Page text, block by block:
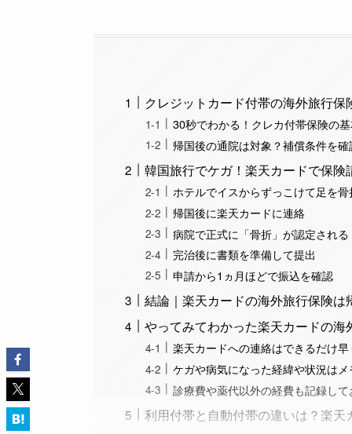
クレジットカード付帯の海外旅行
30秒でわかる！クレカ付帯保険の
帰国後の通院は対象？補償条件を
韓国旅行でケガ！楽天カードで保
ホテルでイスからずっこけて足を
帰国後に楽天カードに連絡
病院で正式に「骨折」が認定される
完治後に書類を準備して提出
申請から1ヵ月ほどで振込を確認
結論｜楽天カードの海外旅行保険は
やってみてわかった楽天カードの
楽天カードへの連絡はできるだけ
ケガや病気になった経緯や状況は
診療費や薬代以外の経費も記録し
利用付帯と自動付帯の違いは？楽天